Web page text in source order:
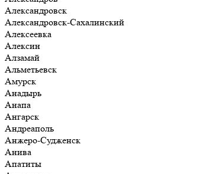
Александровск
Александровск-Сахалинский
Алексеевка
Алексин
Алзамай
Альметьевск
Амурск
Анадырь
Анапа
Ангарск
Андреаполь
Анжеро-Судженск
Анива
Апатиты